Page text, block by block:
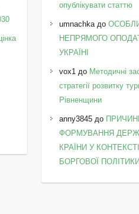
опублікувати статтю
umnachkaдо
НЕПРЯМОГО
УКРАЇНІ
vox1 до Методичні
стратегії розвитку
Рівненщини
anny3845 до
ФОРМУВАННЯ
КРАЇНИ У КОНТЕКСТІ
БОРГОВОЇ ПОЛІТИКИ